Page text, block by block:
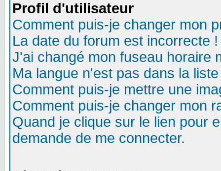
Profil d'utilisateur
Comment puis-je changer mon
La date du forum est incorrecte !
J'ai changé mon fuseau horaire
Ma langue n'est pas dans la
Comment puis-je mettre une
Comment puis-je changer mon
Quand je clique sur le lien pour
demande de me connecter.